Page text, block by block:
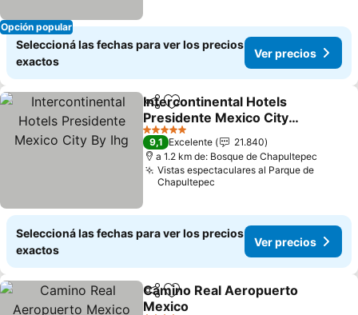
Opción popular
Seleccioná las fechas para ver los precios
exactos
Ver precios
CompartirAñadir a favoritos
Intercontinental Hotels
Presidente Mexico City
By Ihg
5 Estrellas
9,1 Excelente
21.840
a 1.2 km de: Bosque de Chapultepec
Vistas espectaculares al Parque de
Chapultepec
Seleccioná las fechas para ver los precios
exactos
Ver precios
CompartirAñadir a favoritos
Camino Real Aeropuerto
Mexico